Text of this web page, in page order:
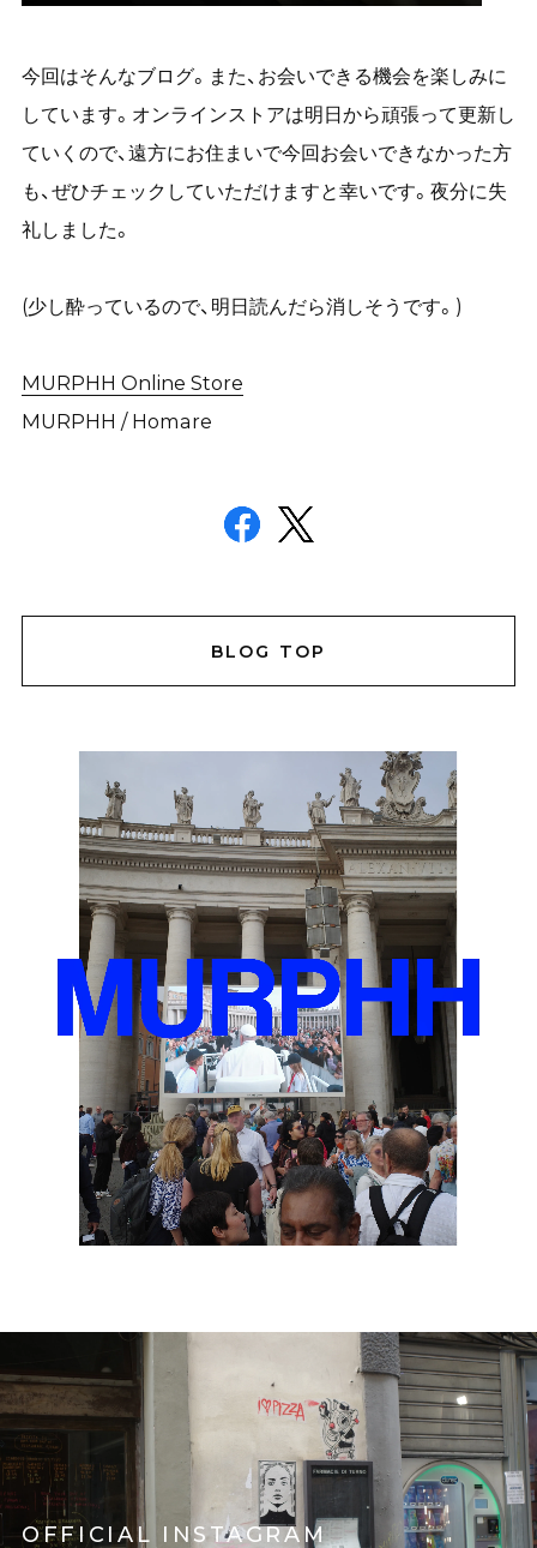
今回はそんなブログ。また、お会いできる機会を楽しみに
しています。オンラインストアは明日から頑張って更新し
ていくので、遠方にお住まいで今回お会いできなかった方
も、ぜひチェックしていただけますと幸いです。夜分に失
礼しました。
(少し酔っているので、明日読んだら消しそうです。)
MURPHH Online Store
MURPHH / Homare
BLOG TOP
OFFICIAL INSTAGRAM